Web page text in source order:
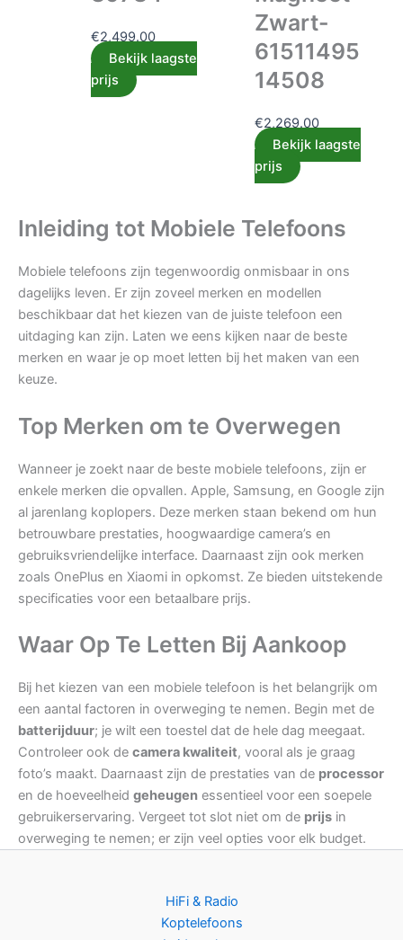
€2,499.00
Bekijk laagste
prijs
Zwart-
61511495
14508
€2,269.00
Bekijk laagste
prijs
Inleiding tot Mobiele Telefoons
Mobiele telefoons zijn tegenwoordig onmisbaar in ons
dagelijks leven. Er zijn zoveel merken en modellen
beschikbaar dat het kiezen van de juiste telefoon een
uitdaging kan zijn. Laten we eens kijken naar de beste
merken en waar je op moet letten bij het maken van een
keuze.
Top Merken om te Overwegen
Wanneer je zoekt naar de beste mobiele telefoons, zijn er
enkele merken die opvallen. Apple, Samsung, en Google zijn
al jarenlang koplopers. Deze merken staan bekend om hun
betrouwbare prestaties, hoogwaardige camera’s en
gebruiksvriendelijke interface. Daarnaast zijn ook merken
zoals OnePlus en Xiaomi in opkomst. Ze bieden uitstekende
specificaties voor een betaalbare prijs.
Waar Op Te Letten Bij Aankoop
Bij het kiezen van een mobiele telefoon is het belangrijk om
een aantal factoren in overweging te nemen. Begin met de
batterijduur; je wilt een toestel dat de hele dag meegaat.
Controleer ook de camera kwaliteit, vooral als je graag
foto’s maakt. Daarnaast zijn de prestaties van de processor
en de hoeveelheid geheugen essentieel voor een soepele
gebruikerservaring. Vergeet tot slot niet om de prijs in
overweging te nemen; er zijn veel opties voor elk budget.
HiFi & Radio
Koptelefoons